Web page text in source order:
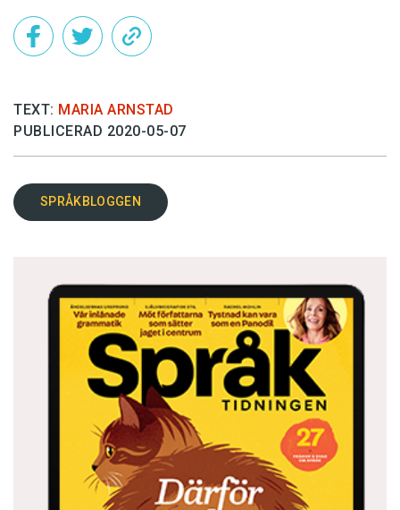
TEXT: MARIA ARNSTAD
PUBLICERAD 2020-05-07
SPRÅKBLOGGEN